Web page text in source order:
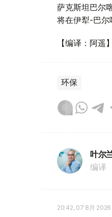
萨克斯坦巴尔
将在伊犁-巴尔
【编译：阿遥】
环保
叶尔
编译
20:42, 07 8月 2026